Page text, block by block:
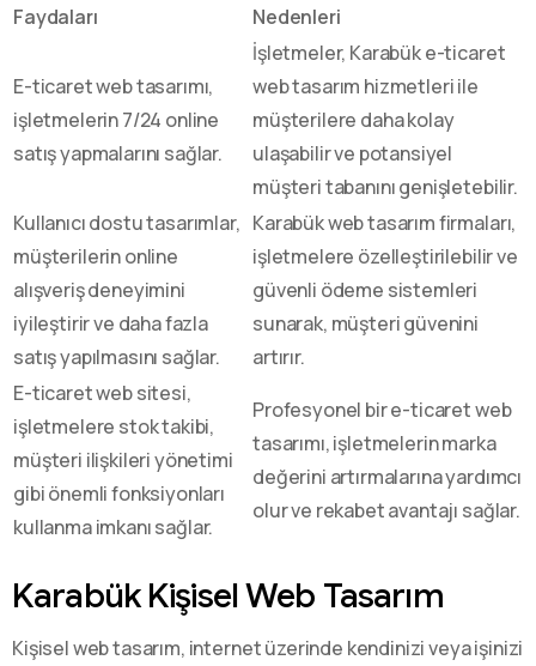
Faydaları
Nedenleri
E-ticaret web tasarımı,
işletmelerin 7/24 online
satış yapmalarını sağlar.
İşletmeler, Karabük e-ticaret
web tasarım hizmetleri ile
müşterilere daha kolay
ulaşabilir ve potansiyel
müşteri tabanını genişletebilir.
Kullanıcı dostu tasarımlar,
müşterilerin online
alışveriş deneyimini
iyileştirir ve daha fazla
satış yapılmasını sağlar.
Karabük web tasarım firmaları,
işletmelere özelleştirilebilir ve
güvenli ödeme sistemleri
sunarak, müşteri güvenini
artırır.
E-ticaret web sitesi,
işletmelere stok takibi,
müşteri ilişkileri yönetimi
gibi önemli fonksiyonları
kullanma imkanı sağlar.
Profesyonel bir e-ticaret web
tasarımı, işletmelerin marka
değerini artırmalarına yardımcı
olur ve rekabet avantajı sağlar.
Karabük Kişisel Web Tasarım
Kişisel web tasarım, internet üzerinde kendinizi veya işinizi